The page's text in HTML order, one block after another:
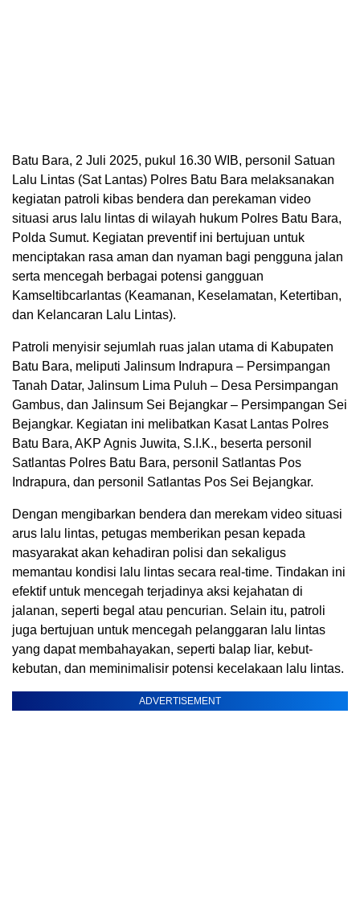
Batu Bara, 2 Juli 2025, pukul 16.30 WIB, personil Satuan
Lalu Lintas (Sat Lantas) Polres Batu Bara melaksanakan
kegiatan patroli kibas bendera dan perekaman video
situasi arus lalu lintas di wilayah hukum Polres Batu Bara,
Polda Sumut. Kegiatan preventif ini bertujuan untuk
menciptakan rasa aman dan nyaman bagi pengguna jalan
serta mencegah berbagai potensi gangguan
Kamseltibcarlantas (Keamanan, Keselamatan, Ketertiban,
dan Kelancaran Lalu Lintas).
Patroli menyisir sejumlah ruas jalan utama di Kabupaten
Batu Bara, meliputi Jalinsum Indrapura – Persimpangan
Tanah Datar, Jalinsum Lima Puluh – Desa Persimpangan
Gambus, dan Jalinsum Sei Bejangkar – Persimpangan Sei
Bejangkar. Kegiatan ini melibatkan Kasat Lantas Polres
Batu Bara, AKP Agnis Juwita, S.I.K., beserta personil
Satlantas Polres Batu Bara, personil Satlantas Pos
Indrapura, dan personil Satlantas Pos Sei Bejangkar.
Dengan mengibarkan bendera dan merekam video situasi
arus lalu lintas, petugas memberikan pesan kepada
masyarakat akan kehadiran polisi dan sekaligus
memantau kondisi lalu lintas secara real-time. Tindakan ini
efektif untuk mencegah terjadinya aksi kejahatan di
jalanan, seperti begal atau pencurian. Selain itu, patroli
juga bertujuan untuk mencegah pelanggaran lalu lintas
yang dapat membahayakan, seperti balap liar, kebut-
kebutan, dan meminimalisir potensi kecelakaan lalu lintas.
ADVERTISEMENT